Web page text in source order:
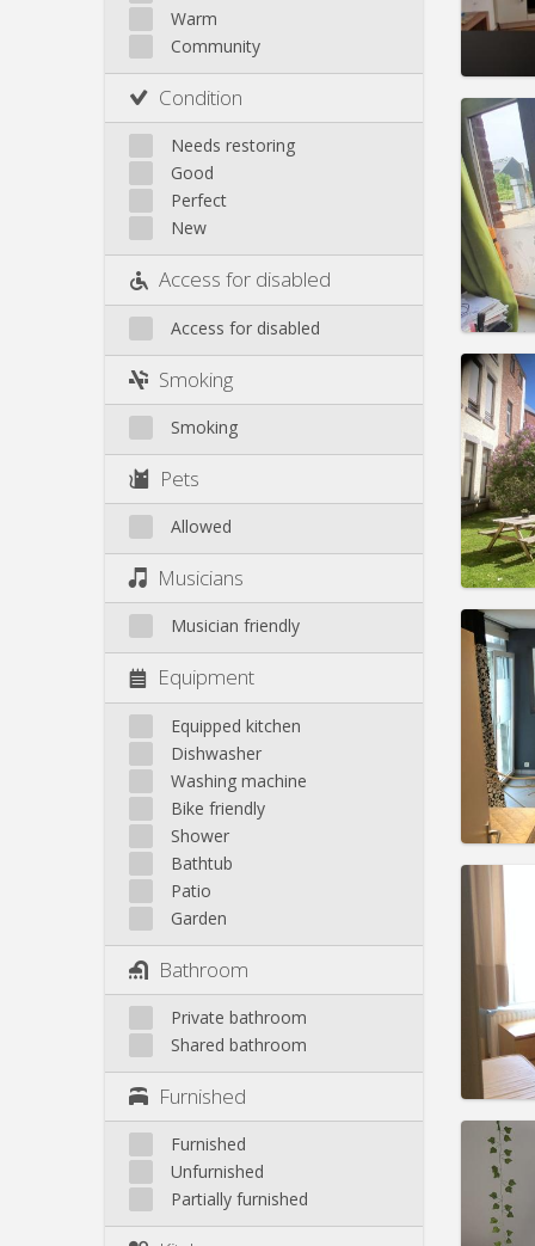
Warm
Community
Condition
Needs restoring
Good
Perfect
New
Access for disabled
Access for disabled
Smoking
Smoking
Pets
Allowed
Musicians
Musician friendly
Equipment
Equipped kitchen
Dishwasher
Washing machine
Bike friendly
Shower
Bathtub
Patio
Garden
Bathroom
Private bathroom
Shared bathroom
Furnished
Furnished
Unfurnished
Partially furnished
Rent:
Rent:
Rent:
Charges:
Rent:
Charges: